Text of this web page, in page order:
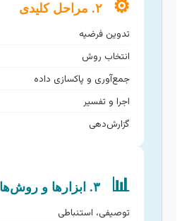
۲. مراحل کلیدی
تدوین فرضیه
انتخاب روش
جمع‌آوری و پاکسازی داده
اجرا و تفسیر
گزارش‌دهی
۳. ابزارها و روش‌ها
توصیفی، استنباطی